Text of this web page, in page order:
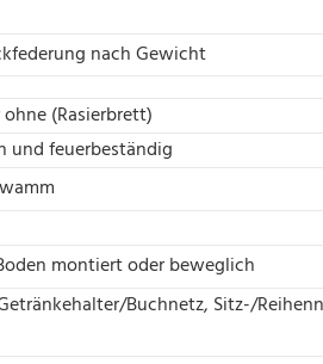
nach Gewicht
(Rasierbrett)
und feuerbeständig
montiert oder beweglich
Buchnetz, Sitz-/